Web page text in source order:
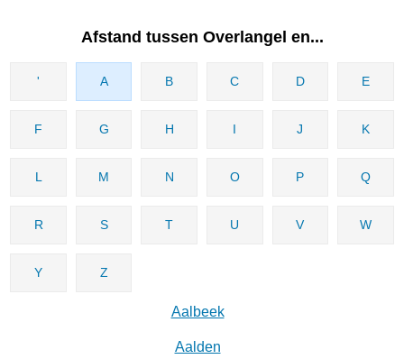
Afstand tussen Overlangel en...
' A B C D E
F G H I J K
L M N O P Q
R S T U V W
Y Z
Aalbeek
Aalden